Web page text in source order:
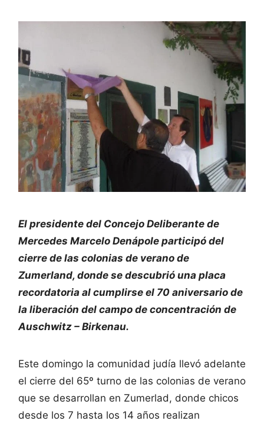
El presidente del Concejo Deliberante de
Mercedes Marcelo Denápole participó del
cierre de las colonias de verano de
Zumerland, donde se descubrió una placa
recordatoria al cumplirse el 70 aniversario de
la liberación del campo de concentración de
Auschwitz – Birkenau.
Este domingo la comunidad judía llevó adelante
el cierre del 65º turno de las colonias de verano
que se desarrollan en Zumerlad, donde chicos
desde los 7 hasta los 14 años realizan